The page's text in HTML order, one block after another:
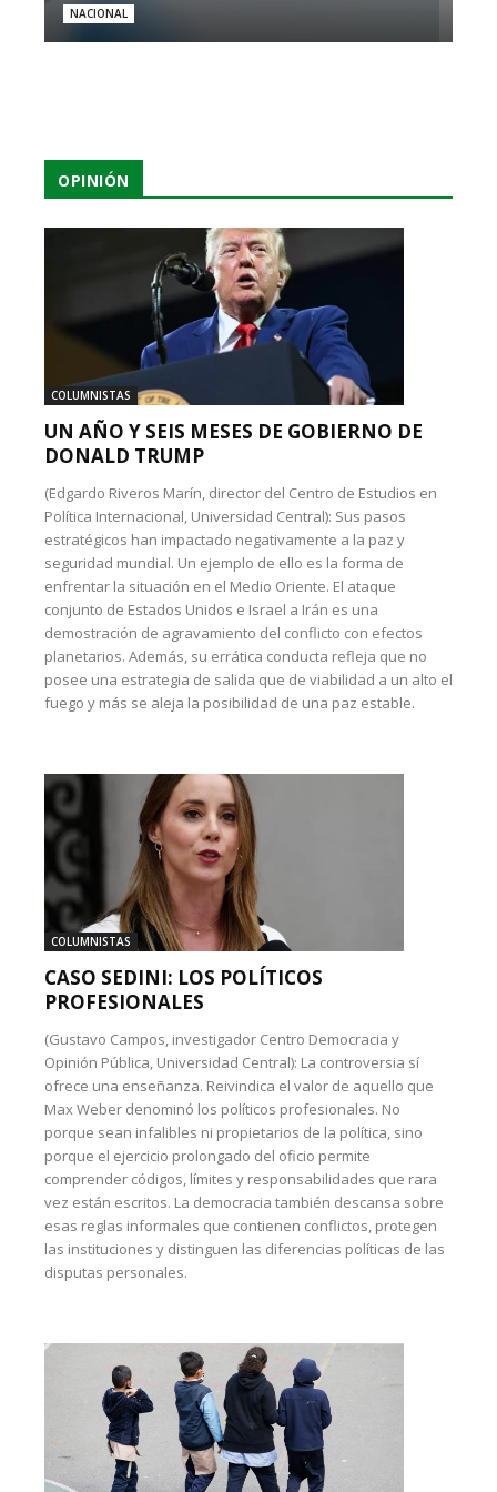
NACIONAL
OPINIÓN
COLUMNISTAS
UN AÑO Y SEIS MESES DE GOBIERNO DE
DONALD TRUMP
(Edgardo Riveros Marín, director del Centro de Estudios en
Política Internacional, Universidad Central): Sus pasos
estratégicos han impactado negativamente a la paz y
seguridad mundial. Un ejemplo de ello es la forma de
enfrentar la situación en el Medio Oriente. El ataque
conjunto de Estados Unidos e Israel a Irán es una
demostración de agravamiento del conflicto con efectos
planetarios. Además, su errática conducta refleja que no
posee una estrategia de salida que de viabilidad a un alto el
fuego y más se aleja la posibilidad de una paz estable.
COLUMNISTAS
CASO SEDINI: LOS POLÍTICOS
PROFESIONALES
(Gustavo Campos, investigador Centro Democracia y
Opinión Pública, Universidad Central): La controversia sí
ofrece una enseñanza. Reivindica el valor de aquello que
Max Weber denominó los políticos profesionales. No
porque sean infalibles ni propietarios de la política, sino
porque el ejercicio prolongado del oficio permite
comprender códigos, límites y responsabilidades que rara
vez están escritos. La democracia también descansa sobre
esas reglas informales que contienen conflictos, protegen
las instituciones y distinguen las diferencias políticas de las
disputas personales.